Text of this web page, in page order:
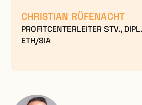
CHRISTIAN RÜFENACHT
PROFITCENTERLEITER STV.,
ETH/SIA